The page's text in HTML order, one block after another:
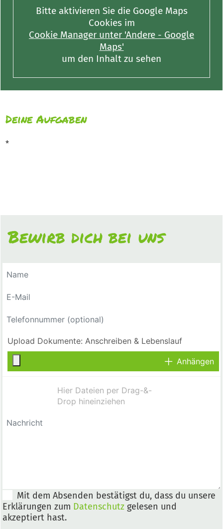
Bitte aktivieren Sie die Google Maps
Cookies im
Cookie Manager unter 'Andere - Google
Maps'
um den Inhalt zu sehen
Deine Aufgaben
*
Bewirb dich bei uns
Anhängen
Mit dem Absenden bestätigst du, dass du unsere
Erklärungen zum Datenschutz gelesen und
akzeptiert hast.